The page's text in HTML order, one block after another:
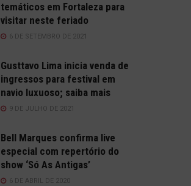
temáticos em Fortaleza para
visitar neste feriado
6 DE SETEMBRO DE 2021
Gusttavo Lima inicia venda de
ingressos para festival em
navio luxuoso; saiba mais
9 DE JULHO DE 2021
Bell Marques confirma live
especial com repertório do
show ‘Só As Antigas’
6 DE ABRIL DE 2020